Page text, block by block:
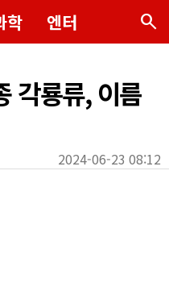
학 엔터 search
각룡류, 이름
2024-06-23 08:12